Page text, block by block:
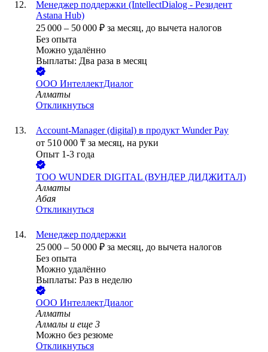
Менеджер поддержки (IntellectDialog - Резидент
Astana Hub)
25 000 – 50 000 ₽ за месяц, до вычета налогов
Без опыта
Можно удалённо
Выплаты: Два раза в месяц
ООО ИнтеллектДиалог
Алматы
Откликнуться
Account-Manager (digital) в продукт Wunder Pay
от 510 000 ₸ за месяц, на руки
Опыт 1-3 года
ТОО WUNDER DIGITAL (ВУНДЕР ДИДЖИТАЛ)
Алматы
Абая
Откликнуться
Менеджер поддержки
25 000 – 50 000 ₽ за месяц, до вычета налогов
Без опыта
Можно удалённо
Выплаты: Раз в неделю
ООО ИнтеллектДиалог
Алматы
Алмалы и еще 3
Можно без резюме
Откликнуться